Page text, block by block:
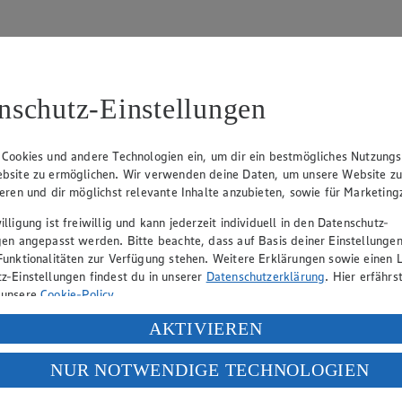
Fickert (Vorstandsmitglied), Jürgen Mäder
gewährt Ihnen jedoch das Recht, den auf dieser Website
und Vervielfältigung von Bildmaterial oder Grafiken aus
verantwortlich. Firma und Anschriften unserer
hin, dass wir nicht an einem Streitbeilegungsverfahren vor einer
Einstellungen
und andere Technologien ein, um dir ein bestmögliches
zu ermöglichen. Wir verwenden deine Daten, um unsere Website zu
und dir möglichst relevante Inhalte anzubieten, sowie für
ist freiwillig und kann jederzeit individuell in den Datenschutz-
angepasst werden. Bitte beachte, dass auf Basis deiner
zur Verfügung stehen. Weitere Erklärungen sowie einen
Einstellungen findest du in unserer Datenschutzerklärung. Hier
Cookie-Policy.
deiner personenbezogenen Daten in den USA durch Facebook und
„Aktivieren“ klickst, willigst du im Sinne des Art. 49 Abs. 1 Satz 1 lit.
Daten in den USA verarbeitet werden. Der EuGH sieht die USA als
europäischen Standards nicht angemessenen Datenschutzniveau an. Es
AKTIVIEREN
NUR NOTWENDIGE TECHNOLOGIEN